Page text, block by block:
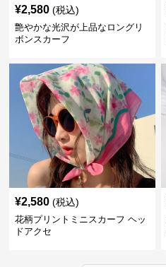
¥2,580 (税込)
艶やかな光沢が上品なロングリ
ボンスカーフ
¥2,580 (税込)
花柄プリントミニスカーフ ヘッ
ドアクセ